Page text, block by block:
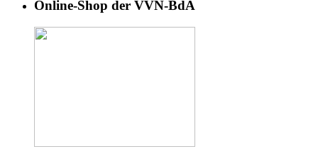
Online-Shop der VVN-BdA